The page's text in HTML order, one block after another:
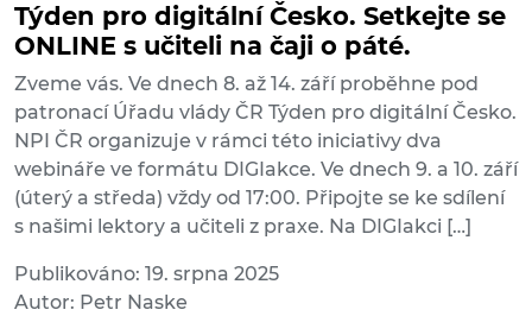
Týden pro digitální Česko. Setkejte se
ONLINE s učiteli na čaji o páté.
Zveme vás. Ve dnech 8. až 14. září proběhne pod
patronací Úřadu vlády ČR Týden pro digitální Česko.
NPI ČR organizuje v rámci této iniciativy dva
webináře ve formátu DIGIakce. Ve dnech 9. a 10. září
(úterý a středa) vždy od 17:00. Připojte se ke sdílení
s našimi lektory a učiteli z praxe. Na DIGIakci […]
Publikováno: 19. srpna 2025
Autor: Petr Naske